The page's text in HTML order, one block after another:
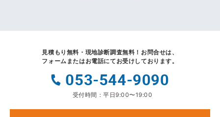
見積もり無料・現地診断調査無料！ お問合せは、
フォームまたはお電話にてお受けしております。
053-544-9090
受付時間：平日9:00〜19:00